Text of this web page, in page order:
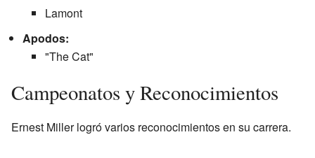
Lamont
Apodos:
"The Cat"
Campeonatos y Reconocimientos
Ernest Miller logró varios reconocimientos en su carrera.